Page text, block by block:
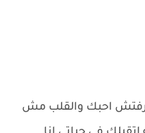
احبك والقلب مش